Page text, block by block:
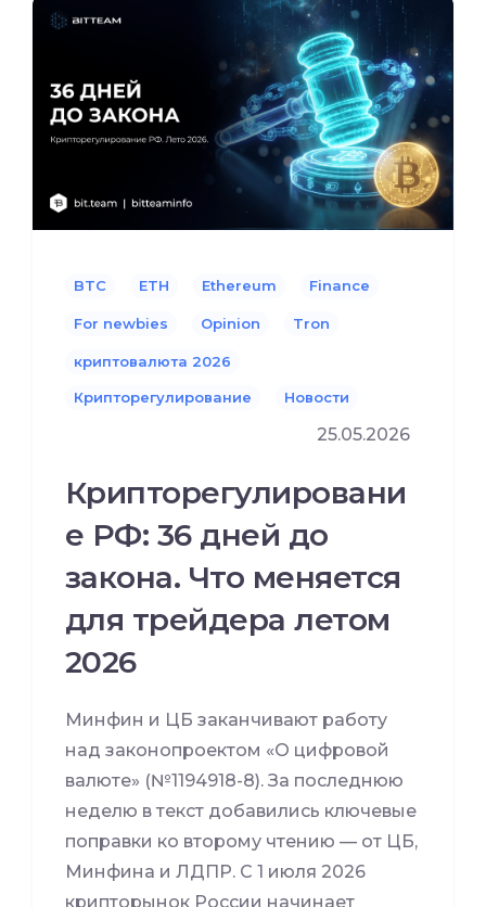
BTC ETH Ethereum Finance
For newbies Opinion Tron
криптовалюта 2026
Крипторегулирование Новости
25.05.2026
Крипторегулировани
е РФ: 36 дней до
закона. Что меняется
для трейдера летом
2026
Минфин и ЦБ заканчивают работу
над законопроектом «О цифровой
валюте» (№1194918-8). За последнюю
неделю в текст добавились ключевые
поправки ко второму чтению — от ЦБ,
Минфина и ЛДПР. С 1 июля 2026
крипторынок России начинает